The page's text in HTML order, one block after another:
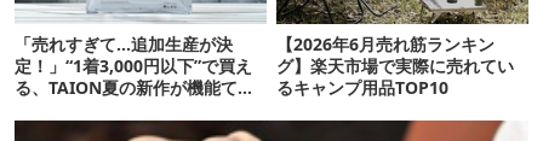
「売れすぎて…追加生産が決
定！」“1着3,000円以下”で買え
る、TAION夏の新作が機能てん
【2026年6月売れ筋ランキン
グ】楽天市場で実際に売れてい
るキャンプ用品TOP10